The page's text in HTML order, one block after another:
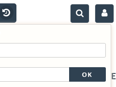
PORTAIL DOCUMENTAIRE